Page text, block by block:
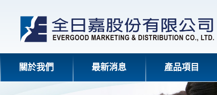
關於我們 最新消息 產品項目